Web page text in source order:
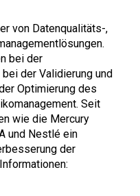
von Datenqualitäts-,
bei der
der Validierung und
Optimierung des
Seit
wie die Mercury
und Nestlé ein
der